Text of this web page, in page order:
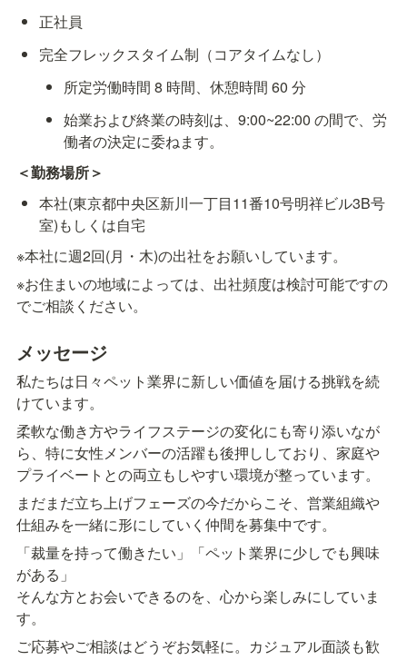
正社員
完全フレックスタイム制（コアタイムなし）
所定労働時間 8 時間、休憩時間 60 分
始業および終業の時刻は、9:00~22:00 の間で、労
働者の決定に委ねます。
＜勤務場所＞
本社(東京都中央区新川一丁目11番10号明祥ビル3B号
室)もしくは自宅
※本社に週2回(月・木)の出社をお願いしています。
※お住まいの地域によっては、出社頻度は検討可能ですの
でご相談ください。
メッセージ
私たちは日々ペット業界に新しい価値を届ける挑戦を続
けています。
柔軟な働き方やライフステージの変化にも寄り添いなが
ら、特に女性メンバーの活躍も後押ししており、家庭や
プライベートとの両立もしやすい環境が整っています。
まだまだ立ち上げフェーズの今だからこそ、営業組織や
仕組みを一緒に形にしていく仲間を募集中です。
「裁量を持って働きたい」「ペット業界に少しでも興味
がある」
そんな方とお会いできるのを、心から楽しみにしていま
す。
ご応募やご相談はどうぞお気軽に。カジュアル面談も歓